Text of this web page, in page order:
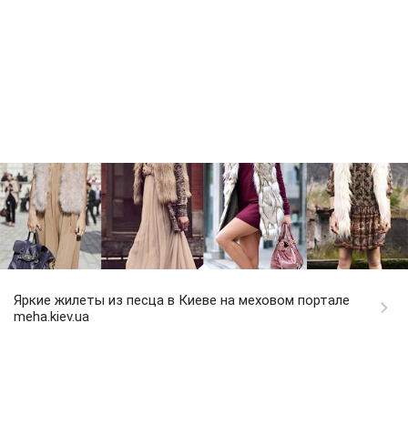
Яркие жилеты из песца в Киеве на меховом портале
meha.kiev.ua